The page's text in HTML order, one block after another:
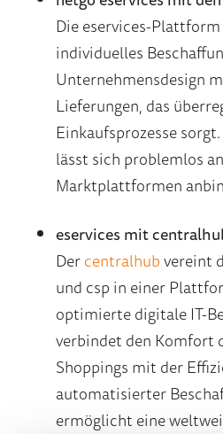
Die eservices-
individuelles
Unternehmensdesign
Lieferungen, das
Einkaufsprozesse
lässt sich problemlos
Marktplattformen
eservices mit
Dercentralhubvereint
und csp in einer
optimierte digitale IT-
verbindet den Komfort
Shoppings mit der
automatisierter
ermöglicht eine